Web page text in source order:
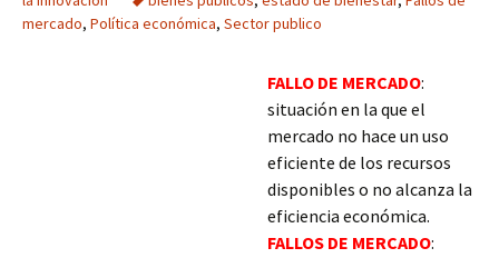
mercado, Política económica, Sector publico
FALLO DE MERCADO:
situación en la que el
mercado no hace un uso
eficiente de los recursos
disponibles o no alcanza la
eficiencia económica.
FALLOS DE MERCADO: